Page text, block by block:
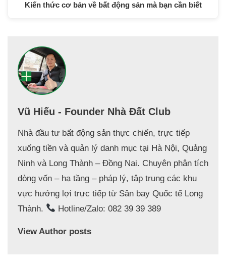
Kiến thức cơ bản về bất động sản mà bạn cần biết
Vũ Hiếu - Founder Nhà Đất Club
Nhà đầu tư bất động sản thực chiến, trực tiếp
xuống tiền và quản lý danh mục tại Hà Nội, Quảng
Ninh và Long Thành – Đồng Nai. Chuyên phân tích
dòng vốn – hạ tầng – pháp lý, tập trung các khu
vực hưởng lợi trực tiếp từ Sân bay Quốc tế Long
Thành.
Hotline/Zalo: 082 39 39 389
View Author posts